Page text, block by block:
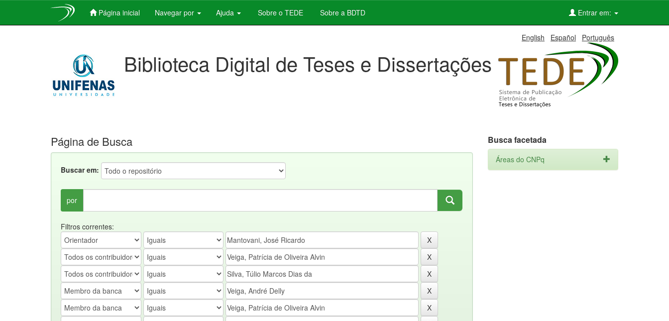
Página inicial Navegar por Ajuda Sobre o TEDE Sobre a BDTD Entrar em:
English Español Português
Biblioteca Digital de Teses e Dissertações
Página de Busca
Buscar em:
por
Filtros correntes:
Busca facetada
Áreas do CNPq